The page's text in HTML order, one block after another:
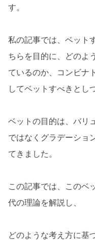
す。
私の記事では、ベット
ちらを目的に、どのよ
ているのか、コンビナ
してベットすべきとし
ベットの目的は、バリ
ではなくグラデーショ
てきました。
この記事では、このベ
代の理論を解説し、
どのような考え方に基